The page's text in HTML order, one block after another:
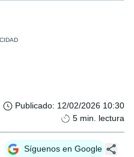
Publicado: 12/02/2026 10:30
5 min. lectura
Síguenos en Google